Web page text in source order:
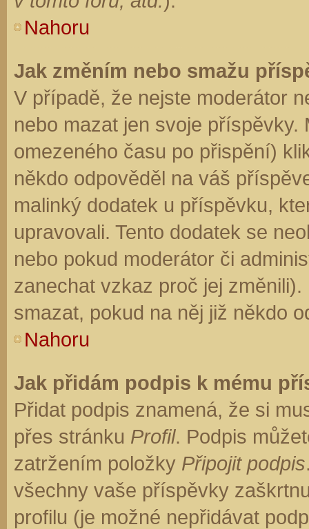
Nahoru
Jak změním nebo smažu
V případě, že nejste moderátor
nebo mazat jen svoje
omezeného času po přispění)
někdo odpověděl na váš
malinký dodatek u příspěvku,
upravovali. Tento dodatek se
nebo pokud moderátor či
zanechat vzkaz proč jej
smazat, pokud na něj již někdo
Nahoru
Jak přidám podpis k mému
Přidat podpis znamená, že si
přes stránku Profil. Podpis
zatržením položky Připojit podpis
všechny vaše příspěvky
profilu (je možné nepřidávat